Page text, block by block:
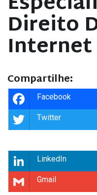
Direito
Internet
Compartilhe:
Facebook
Twitter
LinkedIn
Gmail